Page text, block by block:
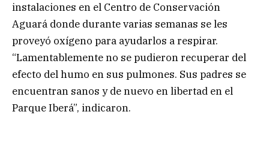
instalaciones en el Centro de Conservación
Aguará donde durante varias semanas se les
proveyó oxígeno para ayudarlos a respirar.
“Lamentablemente no se pudieron recuperar del
efecto del humo en sus pulmones. Sus padres se
encuentran sanos y de nuevo en libertad en el
Parque Iberá”, indicaron.